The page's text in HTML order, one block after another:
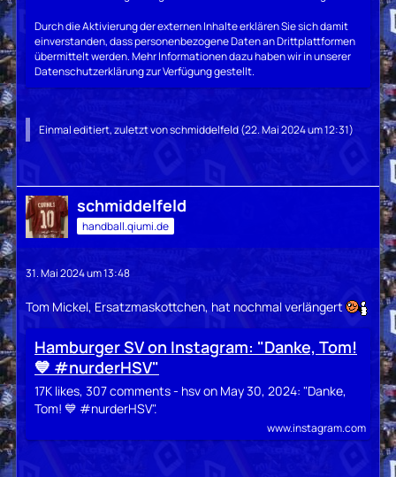
Durch die Aktivierung der externen Inhalte erklären Sie sich damit
einverstanden, dass personenbezogene Daten an Drittplattformen
übermittelt werden. Mehr Informationen dazu haben wir in unserer
Datenschutzerklärung zur Verfügung gestellt.
Einmal editiert, zuletzt vonschmiddelfeld(22. Mai 2024 um 12:31)
schmiddelfeld
handball.qiumi.de
31. Mai 2024 um 13:48
Tom Mickel, Ersatzmaskottchen, hat nochmal verlängert
Hamburger SV on Instagram: "Danke, Tom!
💙 #nurderHSV"
17K likes, 307 comments - hsv on May 30, 2024: "Danke,
Tom! 💙 #nurderHSV".
www.instagram.com